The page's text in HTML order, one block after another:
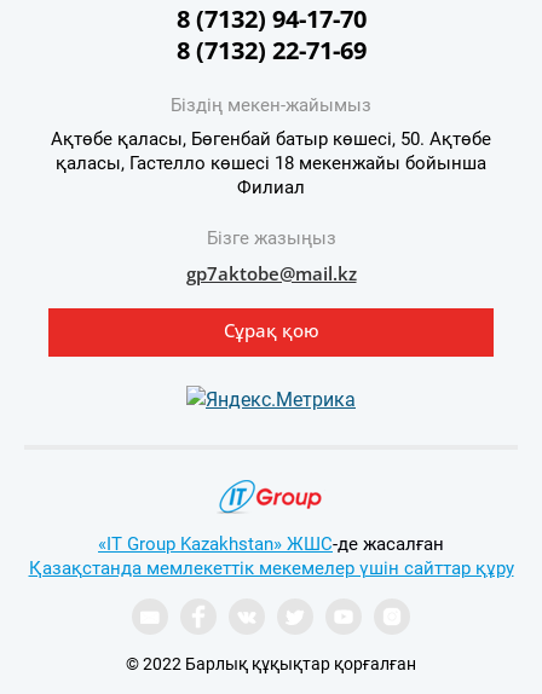
8 (7132) 94-17-70
8 (7132) 22-71-69
Біздің мекен-жайымыз
Ақтөбе қаласы, Бөгенбай батыр көшесі, 50. Ақтөбе
қаласы, Гастелло көшесі 18 мекенжайы бойынша
Филиал
Бізге жазыңыз
gp7aktobe@mail.kz
Сұрақ қою
«IT Group Kazakhstan» ЖШС-де жасалған
Қазақстанда мемлекеттік мекемелер үшін сайттар құру
© 2022 Барлық құқықтар қорғалған